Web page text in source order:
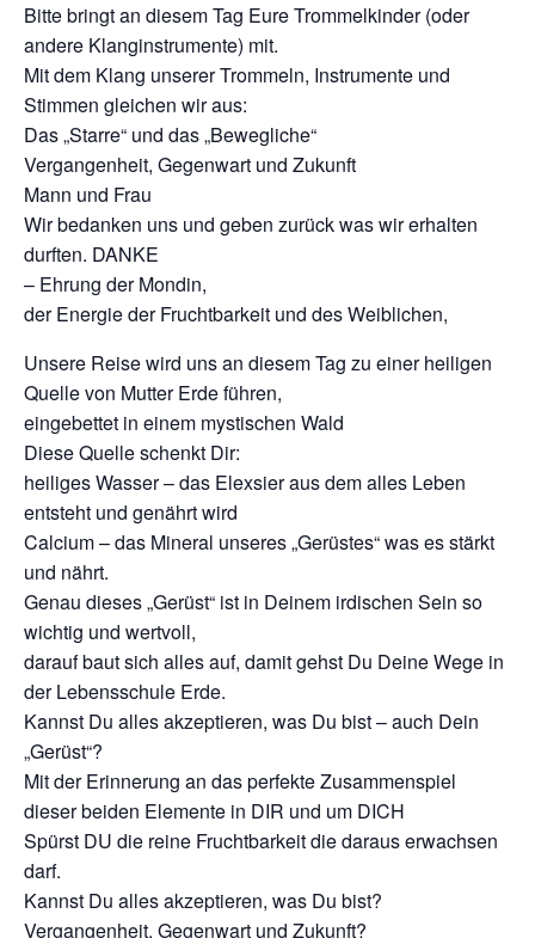
Bitte bringt an diesem Tag Eure Trommelkinder (oder
andere Klanginstrumente) mit.
Mit dem Klang unserer Trommeln, Instrumente und
Stimmen gleichen wir aus:
Das „Starre“ und das „Bewegliche“
Vergangenheit, Gegenwart und Zukunft
Mann und Frau
Wir bedanken uns und geben zurück was wir erhalten
durften. DANKE
– Ehrung der Mondin,
der Energie der Fruchtbarkeit und des Weiblichen,
Unsere Reise wird uns an diesem Tag zu einer heiligen
Quelle von Mutter Erde führen,
eingebettet in einem mystischen Wald
Diese Quelle schenkt Dir:
heiliges Wasser – das Elexsier aus dem alles Leben
entsteht und genährt wird
Calcium – das Mineral unseres „Gerüstes“ was es stärkt
und nährt.
Genau dieses „Gerüst“ ist in Deinem irdischen Sein so
wichtig und wertvoll,
darauf baut sich alles auf, damit gehst Du Deine Wege in
der Lebensschule Erde.
Kannst Du alles akzeptieren, was Du bist – auch Dein
„Gerüst“?
Mit der Erinnerung an das perfekte Zusammenspiel
dieser beiden Elemente in DIR und um DICH
Spürst DU die reine Fruchtbarkeit die daraus erwachsen
darf.
Kannst Du alles akzeptieren, was Du bist?
Vergangenheit, Gegenwart und Zukunft?